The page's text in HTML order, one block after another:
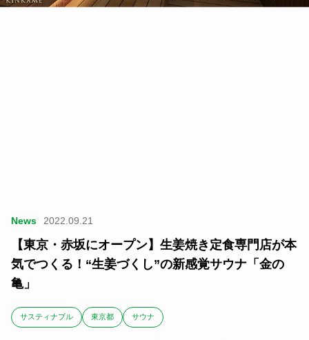
News 2022.09.21
【東京・赤坂にオープン】生姜焼き定食専門店が本
気でつくる！“生姜づくし”の新感覚サウナ「金の
亀」
サスティナブル 東京都 サウナ